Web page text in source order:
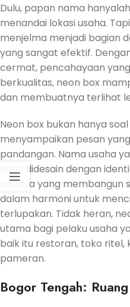
Dulu, papan nama
menandai lokasi usaha.
menjelma menjadi bagian
yang sangat efektif.
cermat, pencahayaan
berkualitas, neon box
dan membuatnya terlihat
Neon box bukan hanya
menyampaikan pesan
pandangan. Nama usaha
yang didesain dengan
cahaya yang
dalam harmoni untuk
terlupakan. Tidak heran,
utama bagi pelaku usaha
baik itu restoran, toko ritel,
pameran.
Bogor Tengah: